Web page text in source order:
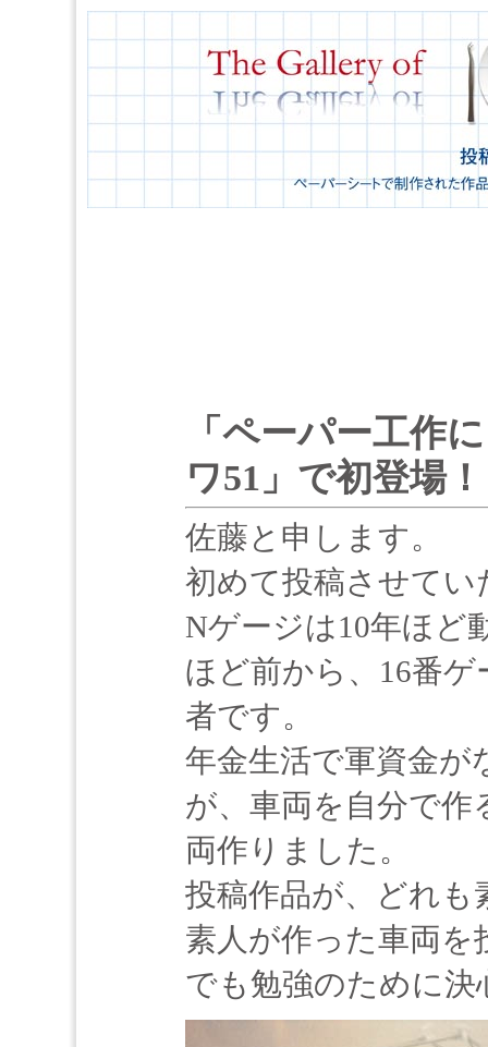
「ペーパー工作
ワ51」で初登場！
佐藤と申します。
初めて投稿させてい
Nゲージは10年ほど
ほど前から、16番
者です。
年金生活で軍資金
が、車両を自分で作
両作りました。
投稿作品が、どれ
素人が作った車両
でも勉強のために